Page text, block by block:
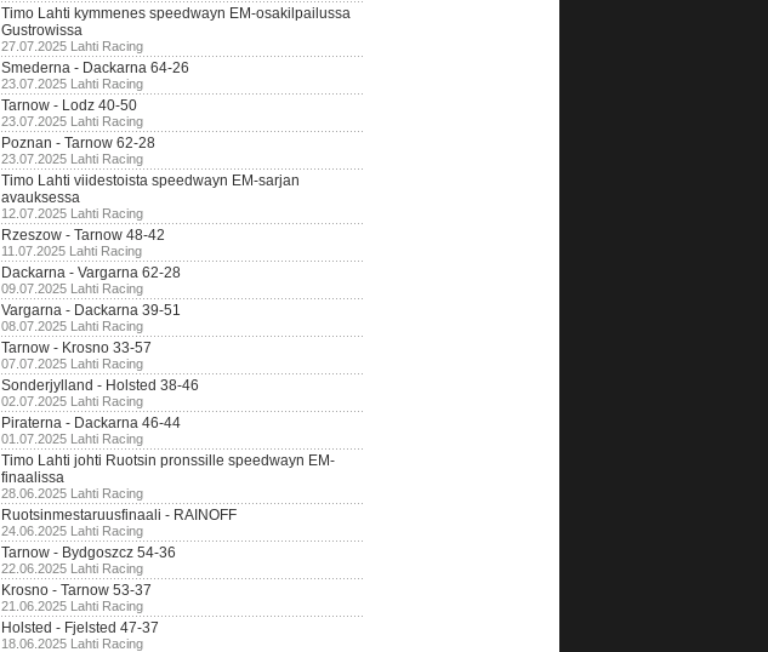
Timo Lahti kymmenes speedwayn EM-osakilpailussa
Gustrowissa
27.07.2025 Lahti Racing
Smederna - Dackarna 64-26
23.07.2025 Lahti Racing
Tarnow - Lodz 40-50
23.07.2025 Lahti Racing
Poznan - Tarnow 62-28
23.07.2025 Lahti Racing
Timo Lahti viidestoista speedwayn EM-sarjan
avauksessa
12.07.2025 Lahti Racing
Rzeszow - Tarnow 48-42
11.07.2025 Lahti Racing
Dackarna - Vargarna 62-28
09.07.2025 Lahti Racing
Vargarna - Dackarna 39-51
08.07.2025 Lahti Racing
Tarnow - Krosno 33-57
07.07.2025 Lahti Racing
Sonderjylland - Holsted 38-46
02.07.2025 Lahti Racing
Piraterna - Dackarna 46-44
01.07.2025 Lahti Racing
Timo Lahti johti Ruotsin pronssille speedwayn EM-
finaalissa
28.06.2025 Lahti Racing
Ruotsinmestaruusfinaali - RAINOFF
24.06.2025 Lahti Racing
Tarnow - Bydgoszcz 54-36
22.06.2025 Lahti Racing
Krosno - Tarnow 53-37
21.06.2025 Lahti Racing
Holsted - Fjelsted 47-37
18.06.2025 Lahti Racing